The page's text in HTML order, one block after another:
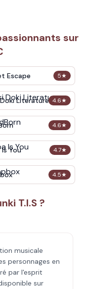
sur
5★
Escape
4.6★
Literature Club
4.6★
4.7★
You
4.5★
T.I.S ?
musicale
personnages en
par l'esprit
sur